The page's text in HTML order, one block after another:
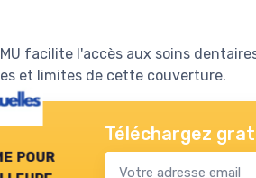
facilite l'accès aux soins
et limites de cette couverture.
pour
Téléchargez